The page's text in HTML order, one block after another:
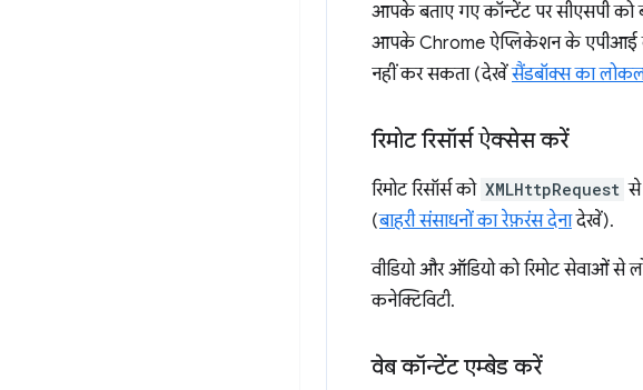
आपके बताए गए कॉन्टेंट पर सीएसपी को
आपके Chrome ऐप्लिकेशन के एपीआई के
नहीं कर सकता (देखेंसैंडबॉक्स का
रिमोट रिसॉर्स ऐक्सेस करें
रिमोट रिसॉर्स को XMLHttpRequest से
(बाहरी संसाधनों का रेफ़रंस देनादेखें).
वीडियो और ऑडियो को रिमोट सेवाओं से
कनेक्टिविटी.
वेब कॉन्टेंट एम्बेड करें